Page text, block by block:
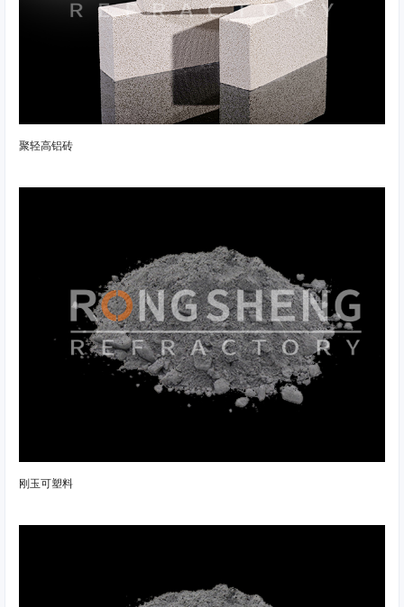
聚轻高铝砖
刚玉可塑料